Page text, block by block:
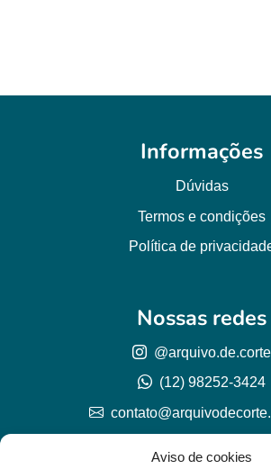
Aviso de cookies
Informações
Dúvidas
Termos e condições
Política de
Nossas redes
@arquivo.de.corte
(12) 98252-3424